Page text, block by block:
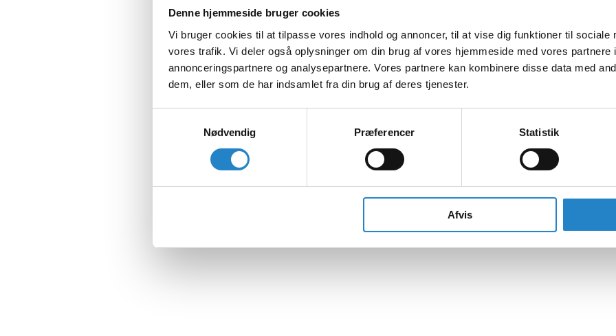
Denne hjemmeside bruger cookies
Vi bruger cookies til at tilpasse vores indhold og annoncer, til at vise dig funktioner til sociale
vores trafik. Vi deler også oplysninger om din brug af vores hjemmeside med vores partnere
annonceringspartnere og analysepartnere. Vores partnere kan kombinere disse data med
dem, eller som de har indsamlet fra din brug af deres tjenester.
Nødvendig
Præferencer Statistik
Afvis